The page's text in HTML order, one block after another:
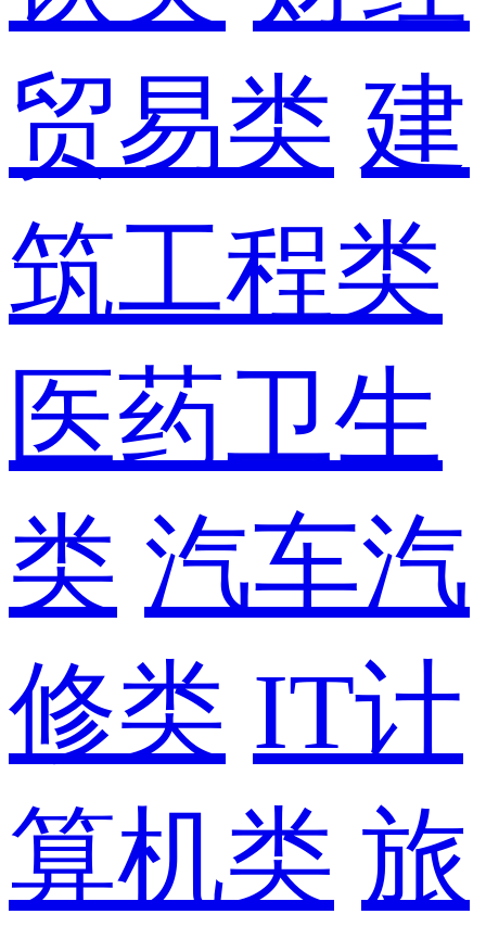
贸易类 建
筑工程类
医药卫生
类 汽车汽
修类 IT计
算机类 旅